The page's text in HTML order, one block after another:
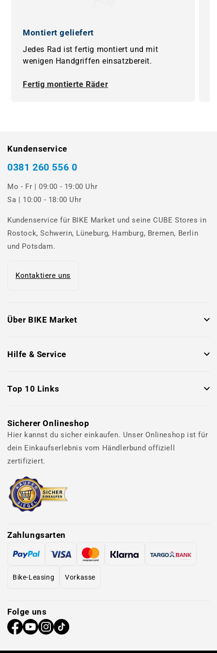
Montiert geliefert
Jedes Rad ist fertig montiert und mit
wenigen Handgriffen einsatzbereit.
Fertig montierte Räder
Kundenservice
0381 260 556 0
Mo - Fr | 09:00 - 19:00 Uhr
Sa | 10:00 - 18:00 Uhr
Kundenservice für BIKE Market und seine CUBE Stores in
Rostock, Schwerin, Lüneburg, Hamburg, Bremen, Berlin
und Potsdam.
Kontaktiere uns
Über BIKE Market
Hilfe & Service
Top 10 Links
Sicherer Onlineshop
Hier kannst du sicher einkaufen. Unser Onlineshop ist für
dein Einkaufserlebnis vom Händlerbund offiziell
zertifiziert.
Zahlungsarten
Bike-Leasing Vorkasse
Folge uns